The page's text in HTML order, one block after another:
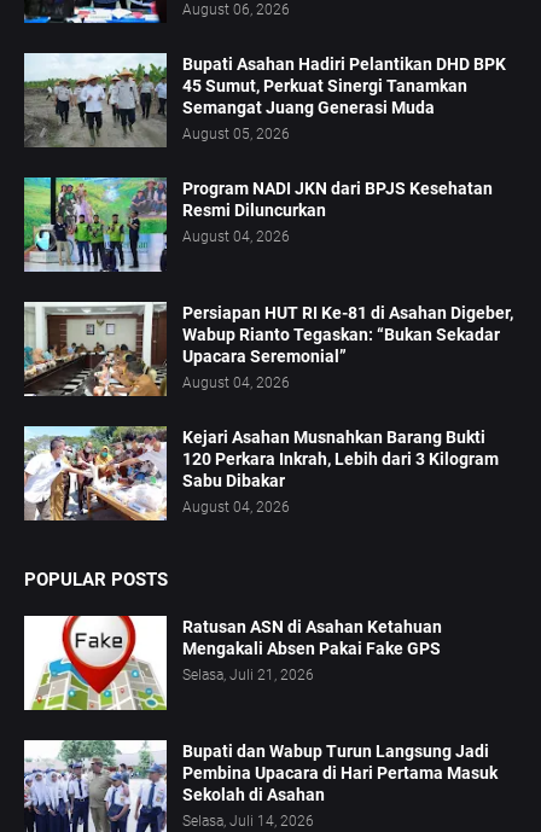
August 06, 2026
Bupati Asahan Hadiri Pelantikan DHD BPK
45 Sumut, Perkuat Sinergi Tanamkan
Semangat Juang Generasi Muda
August 05, 2026
Program NADI JKN dari BPJS Kesehatan
Resmi Diluncurkan
August 04, 2026
Persiapan HUT RI Ke-81 di Asahan Digeber,
Wabup Rianto Tegaskan: “Bukan Sekadar
Upacara Seremonial”
August 04, 2026
Kejari Asahan Musnahkan Barang Bukti
120 Perkara Inkrah, Lebih dari 3 Kilogram
Sabu Dibakar
August 04, 2026
POPULAR POSTS
Ratusan ASN di Asahan Ketahuan
Mengakali Absen Pakai Fake GPS
Selasa, Juli 21, 2026
Bupati dan Wabup Turun Langsung Jadi
Pembina Upacara di Hari Pertama Masuk
Sekolah di Asahan
Selasa, Juli 14, 2026